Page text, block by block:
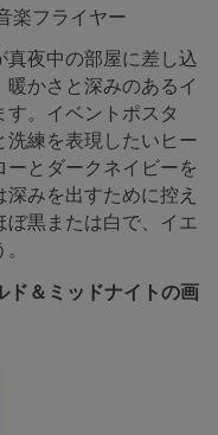
楽フライヤー
夜中の部屋に差し込
かさと深みのあるイ
。イベントポスタ
練を表現したいヒー
ーとダークネイビーを
みを出すために控え
黒または白で、イエ
＆ミッドナイトの画